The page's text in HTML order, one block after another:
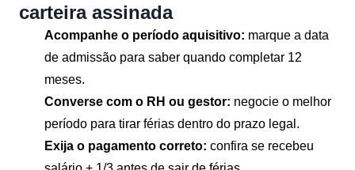
carteira assinada
Acompanhe o período aquisitivo: marque a data
de admissão para saber quando completar 12
meses.
Converse com o RH ou gestor: negocie o melhor
período para tirar férias dentro do prazo legal.
Exija o pagamento correto: confira se recebeu